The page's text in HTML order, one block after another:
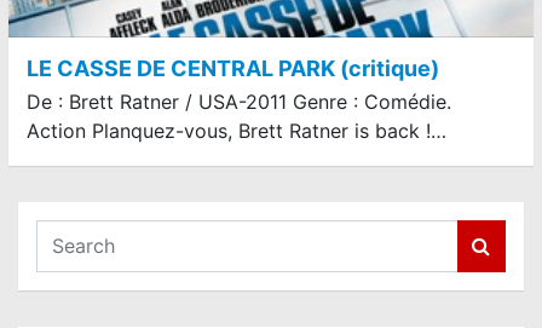
LE CASSE DE CENTRAL PARK (critique)
De : Brett Ratner / USA-2011 Genre : Comédie.
Action Planquez-vous, Brett Ratner is back !…
a